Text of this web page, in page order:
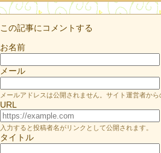
この記事にコメントする
お名前
メール
メールアドレスは公開されません。サイト運営者か
URL
入力すると投稿者名がリンクとして公開されます。
タイトル